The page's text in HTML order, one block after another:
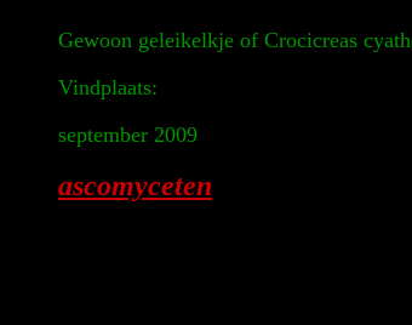
Gewoon geleikelkje of Crocicreas
Vindplaats:
september 2009
ascomyceten